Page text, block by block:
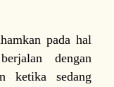
pada hal
dengan
ketika sedang